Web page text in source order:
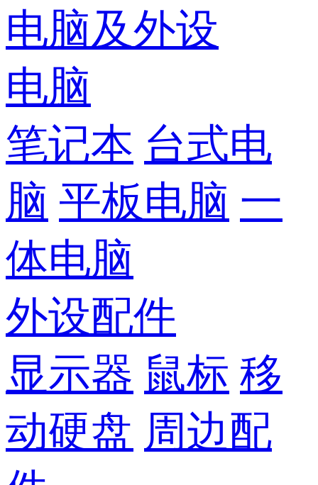
电脑及外设
电脑
笔记本 台式电
脑 平板电脑 一
体电脑
外设配件
显示器 鼠标 移
动硬盘 周边配